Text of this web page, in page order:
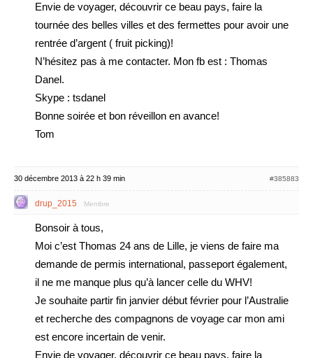
Envie de voyager, découvrir ce beau pays, faire la
tournée des belles villes et des fermettes pour avoir une
rentrée d’argent ( fruit picking)!
N’hésitez pas à me contacter. Mon fb est : Thomas
Danel.
Skype : tsdanel
Bonne soirée et bon réveillon en avance!
Tom
30 décembre 2013 à 22 h 39 min #385883
drup_2015 Membre
Bonsoir à tous,
Moi c’est Thomas 24 ans de Lille, je viens de faire ma
demande de permis international, passeport également,
il ne me manque plus qu’à lancer celle du WHV!
Je souhaite partir fin janvier début février pour l’Australie
et recherche des compagnons de voyage car mon ami
est encore incertain de venir.
Envie de voyager, découvrir ce beau pays, faire la